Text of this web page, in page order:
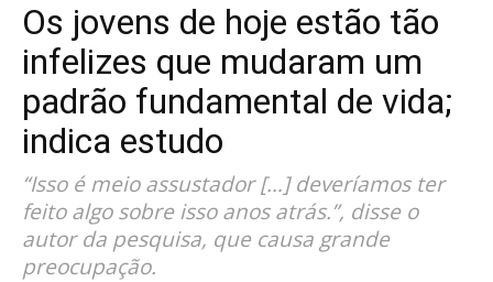
Os jovens de hoje estão tão
infelizes que mudaram um
padrão fundamental de vida;
indica estudo
“Isso é meio assustador […] deveríamos ter
feito algo sobre isso anos atrás.”, disse o
autor da pesquisa, que causa grande
preocupação.